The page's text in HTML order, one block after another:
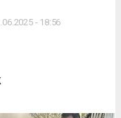
- 18:56